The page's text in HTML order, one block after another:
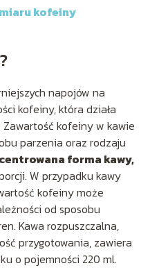
kofeiny
napojów na
kofeiny, która działa
kofeiny w kawie
parzenia oraz rodzaju
forma kawy,
W przypadku kawy
kofeiny może
od sposobu
Kawa rozpuszczalna,
przygotowania, zawiera
o pojemności 220 ml.